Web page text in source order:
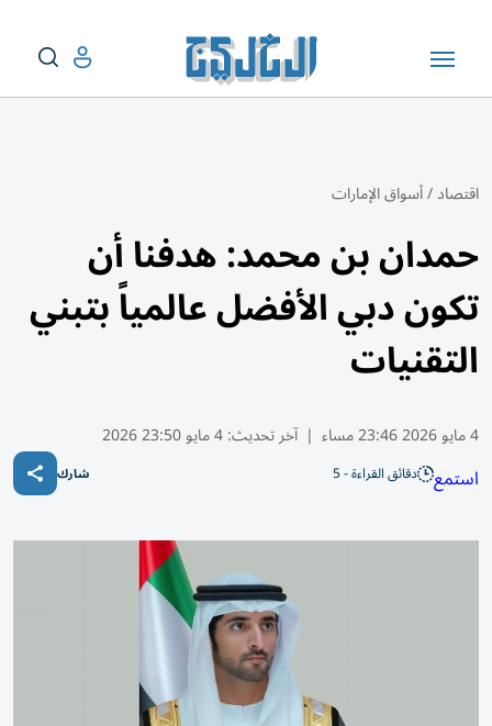
اقتصاد/أسواق الإمارات
حمدان بن محمد: هدفنا أن
تكون دبي الأفضل عالمياً بتبني
التقنيات
4 مايو 2026 23:46 مساء | آخر تحديث:4 مايو 23:50 2026
استمع دقائق القراءة - 5 شارك